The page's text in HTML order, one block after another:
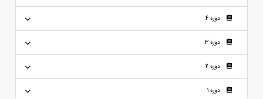
دوره 4
دوره 3
دوره 2
دوره 1